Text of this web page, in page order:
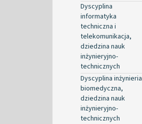
Dyscyplina
informatyka
techniczna i
telekomunikacja,
dziedzina nauk
inżynieryjno-
technicznych
Dyscyplina inżynieria
biomedyczna,
dziedzina nauk
inżynieryjno-
technicznych